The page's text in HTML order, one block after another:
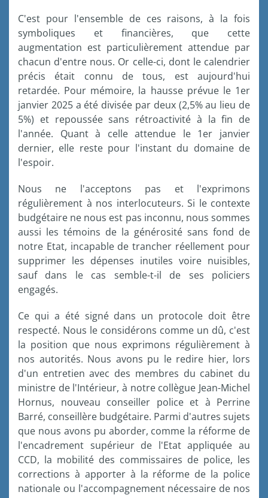
C'est pour l'ensemble de ces raisons, à la fois
symboliques et financières, que cette
augmentation est particulièrement attendue par
chacun d'entre nous. Or celle-ci, dont le calendrier
précis était connu de tous, est aujourd'hui
retardée. Pour mémoire, la hausse prévue le 1er
janvier 2025 a été divisée par deux (2,5% au lieu de
5%) et repoussée sans rétroactivité à la fin de
l'année. Quant à celle attendue le 1er janvier
dernier, elle reste pour l'instant du domaine de
l'espoir.
Nous ne l'acceptons pas et l'exprimons
régulièrement à nos interlocuteurs. Si le contexte
budgétaire ne nous est pas inconnu, nous sommes
aussi les témoins de la générosité sans fond de
notre Etat, incapable de trancher réellement pour
supprimer les dépenses inutiles voire nuisibles,
sauf dans le cas semble-t-il de ses policiers
engagés.
Ce qui a été signé dans un protocole doit être
respecté. Nous le considérons comme un dû, c'est
la position que nous exprimons régulièrement à
nos autorités. Nous avons pu le redire hier, lors
d'un entretien avec des membres du cabinet du
ministre de l'Intérieur, à notre collègue Jean-Michel
Hornus, nouveau conseiller police et à Perrine
Barré, conseillère budgétaire. Parmi d'autres sujets
que nous avons pu aborder, comme la réforme de
l'encadrement supérieur de l'Etat appliquée au
CCD, la mobilité des commissaires de police, les
corrections à apporter à la réforme de la police
nationale ou l'accompagnement nécessaire de nos